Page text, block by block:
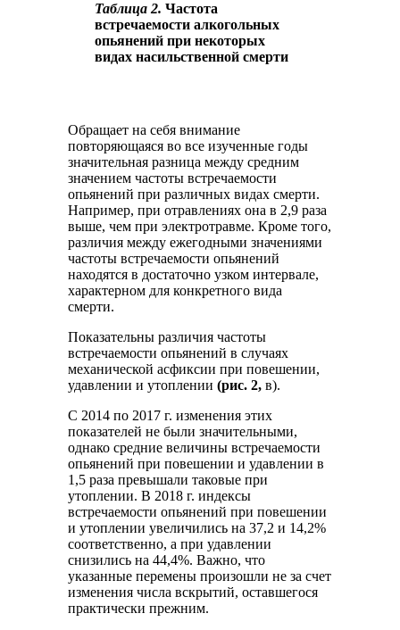
Таблица 2. Частота
встречаемости алкогольных
опьянений при некоторых
видах насильственной смерти
Обращает на себя внимание
повторяющаяся во все изученные годы
значительная разница между средним
значением частоты встречаемости
опьянений при различных видах смерти.
Например, при отравлениях она в 2,9 раза
выше, чем при электротравме. Кроме того,
различия между ежегодными значениями
частоты встречаемости опьянений
находятся в достаточно узком интервале,
характерном для конкретного вида
смерти.
Показательны различия частоты
встречаемости опьянений в случаях
механической асфиксии при повешении,
удавлении и утоплении(рис. 2, в).
С 2014 по 2017 г. изменения этих
показателей не были значительными,
однако средние величины встречаемости
опьянений при повешении и удавлении в
1,5 раза превышали таковые при
утоплении. В 2018 г. индексы
встречаемости опьянений при повешении
и утоплении увеличились на 37,2 и 14,2%
соответственно, а при удавлении
снизились на 44,4%. Важно, что
указанные перемены произошли не за счет
изменения числа вскрытий, оставшегося
практически прежним.